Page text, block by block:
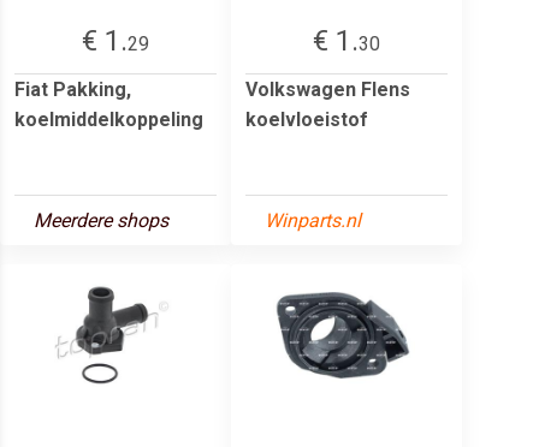
€ 1.29
Fiat Pakking,
koelmiddelkoppeling
Meerdere shops
€ 1.30
Volkswagen Flens
koelvloeistof
Winparts.nl